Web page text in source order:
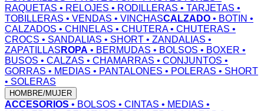
RAQUETAS • RELOJES • RODILLERAS • TARJETAS •
TOBILLERAS • VENDAS • VINCHASCALZADO • BOTIN •
CALZADOS • CHINELAS • CHUTERA• CHUTERAS •
CROCS • SANDALIAS • SHORT • ZANDALIAS •
ZAPATILLAS ROPA • BERMUDAS • BOLSOS • BOXER •
BUSOS • CALZAS • CHAMARRAS • CONJUNTOS •
GORRAS • MEDIAS • PANTALONES • POLERAS • SHORT
• SOLERAS
HOMBRE/MUJER
ACCESORIOS • BOLSOS • CINTAS • MEDIAS •